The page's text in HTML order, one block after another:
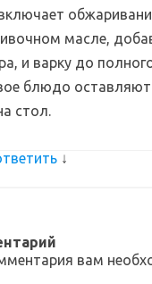
масле,
и варку до
блюдо
стол.
↓
вам